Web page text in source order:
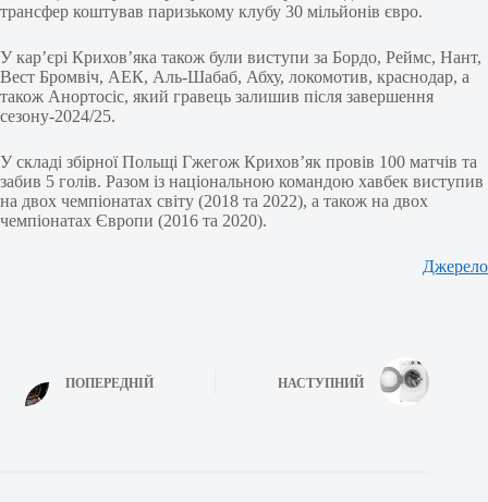
трансфер коштував паризькому клубу 30 мільйонів євро.
У кар’єрі Крихов’яка також були виступи за Бордо, Реймс, Нант,
Вест Бромвіч, АЕК, Аль-Шабаб, Абху, локомотив, краснодар, а
також Анортосіс, який гравець залишив після завершення
сезону-2024/25.
У складі збірної Польщі Гжегож Крихов’як провів 100 матчів та
забив 5 голів. Разом із національною командою хавбек виступив
на двох чемпіонатах світу (2018 та 2022), а також на двох
чемпіонатах Європи (2016 та 2020).
Джерело
ПОПЕРЕДНІЙ НАСТУПНИЙ